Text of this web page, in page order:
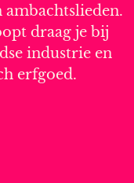
draag je bij
industrie en
erfgoed.